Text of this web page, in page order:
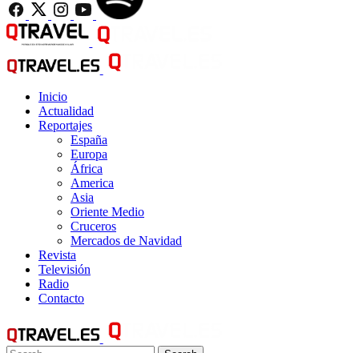
Inicio
Actualidad
Reportajes
España
Europa
África
America
Asia
Oriente Medio
Cruceros
Mercados de Navidad
Revista
Televisión
Radio
Contacto